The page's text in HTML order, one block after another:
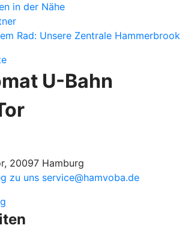
in der Nähe
Rad: Unsere Zentrale Hammerbrook
U-Bahn
20097 Hamburg
zu uns service@hamvoba.de